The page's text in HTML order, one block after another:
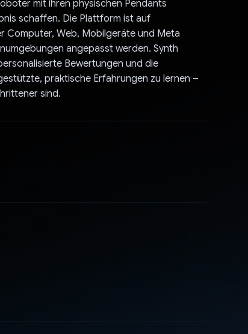
mit ihren physischen Pendants
schaffen. Die Plattform ist auf
Computer, Web, Mobilgeräte und Meta
angepasst werden. Synth
Bewertungen und die
praktische Erfahrungen zu lernen –
sind.